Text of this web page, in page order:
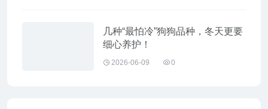
几种“最怕冷”狗狗品种，冬天更要
细心养护！
2026-06-09 0